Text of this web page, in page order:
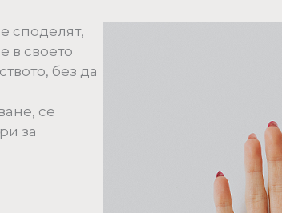
споделят,
в своето
без да
се
за